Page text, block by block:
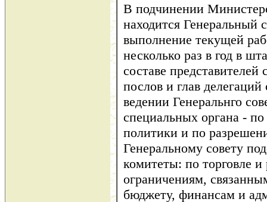
В подчинении
находится Генеральный
выполнение текущей
несколько раз в год в
составе
послов и глав
ведении Генеральнго
специальных органа - по
политики и по
Генеральному совету
комитеты: по торговле
ограничениям,
бюджету, финансам и